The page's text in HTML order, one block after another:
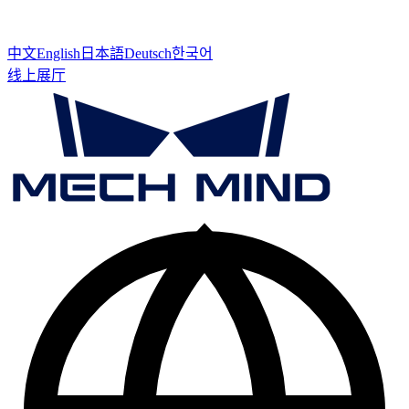
中文English 日本語Deutsch한국어
线上展厅